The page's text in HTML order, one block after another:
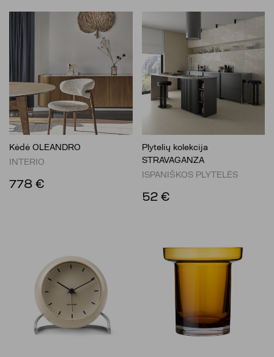
Kėdė OLEANDRO
INTERIO
778 €
Plytelių kolekcija
STRAVAGANZA
ISPANIŠKOS PLYTELĖS
52 €